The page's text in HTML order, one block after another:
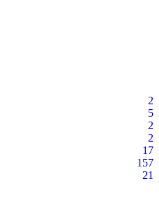
2
5
2
2
17
157
21